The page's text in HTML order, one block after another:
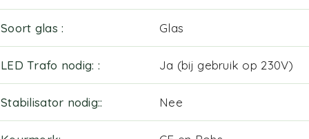
Soort glas Glas
LED Trafo nodig: Ja (bij gebruik op 230V)
Stabilisator nodig: Nee